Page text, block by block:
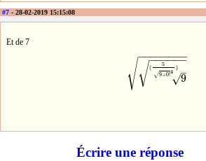
#7 - 28-02-2019 15:15:08
Et de 7
9
–
√
(
5
9+0!
√ 4
)
− −
−−−−
√
− −
−−−−−−
√ 9( 9+ 0! )
Écrire une réponse